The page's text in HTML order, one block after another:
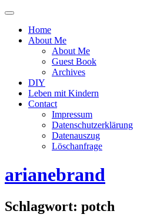
Menü
oder
ausblenden
Home
About Me
About Me
Guest Book
Archives
DIY
Leben mit Kindern
Contact
Impressum
Datenschutzerklärung
Datenauszug
Löschanfrage
arianebrand
Schlagwort: potch